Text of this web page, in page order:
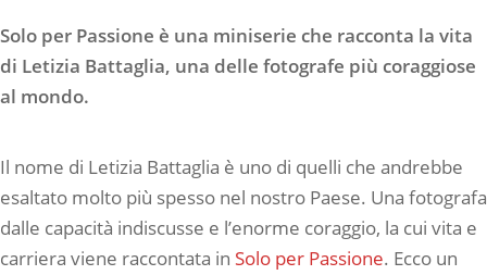
Solo per Passione è una miniserie che racconta la vita
di Letizia Battaglia, una delle fotografe più coraggiose
al mondo.
Il nome di Letizia Battaglia è uno di quelli che andrebbe
esaltato molto più spesso nel nostro Paese. Una fotografa
dalle capacità indiscusse e l’enorme coraggio, la cui vita e
carriera viene raccontata in Solo per Passione. Ecco un